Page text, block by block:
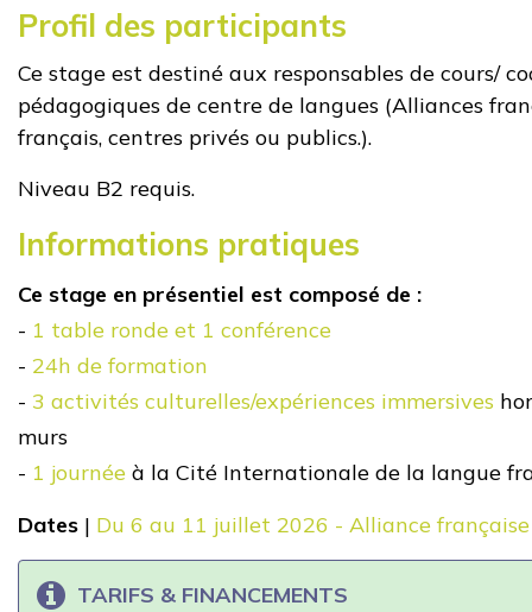
Profil des participants
Ce stage est destiné aux responsables de cours/
pédagogiques de centre de langues (Alliances
français, centres privés ou publics.).
Niveau B2 requis.
Informations pratiques
Ce stage en présentiel est composé de :
- 1 table ronde et 1 conférence
- 24h de formation
- 3 activités culturelles/expériences immersives
murs
- 1 journée à la Cité Internationale de la langue
Dates | Du 6 au 11 juillet 2026 - Alliance
TARIFS & FINANCEMENTS